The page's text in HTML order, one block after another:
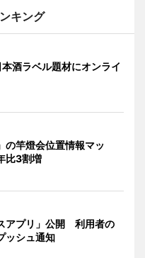
キング
酒ラベル題材にオンライ
の竿燈会位置情報マッ
比3割増
アプリ」公開 利用者の
ッシュ通知